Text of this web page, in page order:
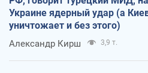
Украине ядерный удар (а
уничтожает и без этого)
Александр Кирш 3,9 т.